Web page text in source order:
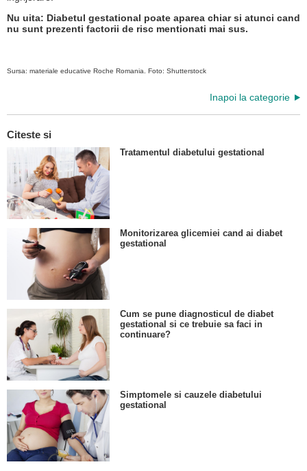
Nu uita: Diabetul gestational poate aparea chiar si atunci cand
nu sunt prezenti factorii de risc mentionati mai sus.
Sursa: materiale educative Roche Romania. Foto: Shutterstock
Inapoi la categorie
Citeste si
Tratamentul diabetului gestational
Monitorizarea glicemiei cand ai diabet
gestational
Cum se pune diagnosticul de diabet
gestational si ce trebuie sa faci in
continuare?
Simptomele si cauzele diabetului
gestational